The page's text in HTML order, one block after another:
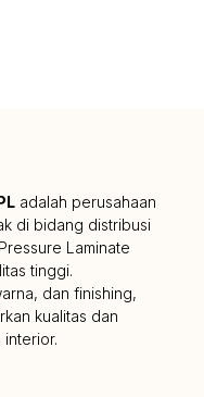
adalah perusahaan
di bidang distribusi
Laminate
tinggi.
dan finishing,
kualitas dan